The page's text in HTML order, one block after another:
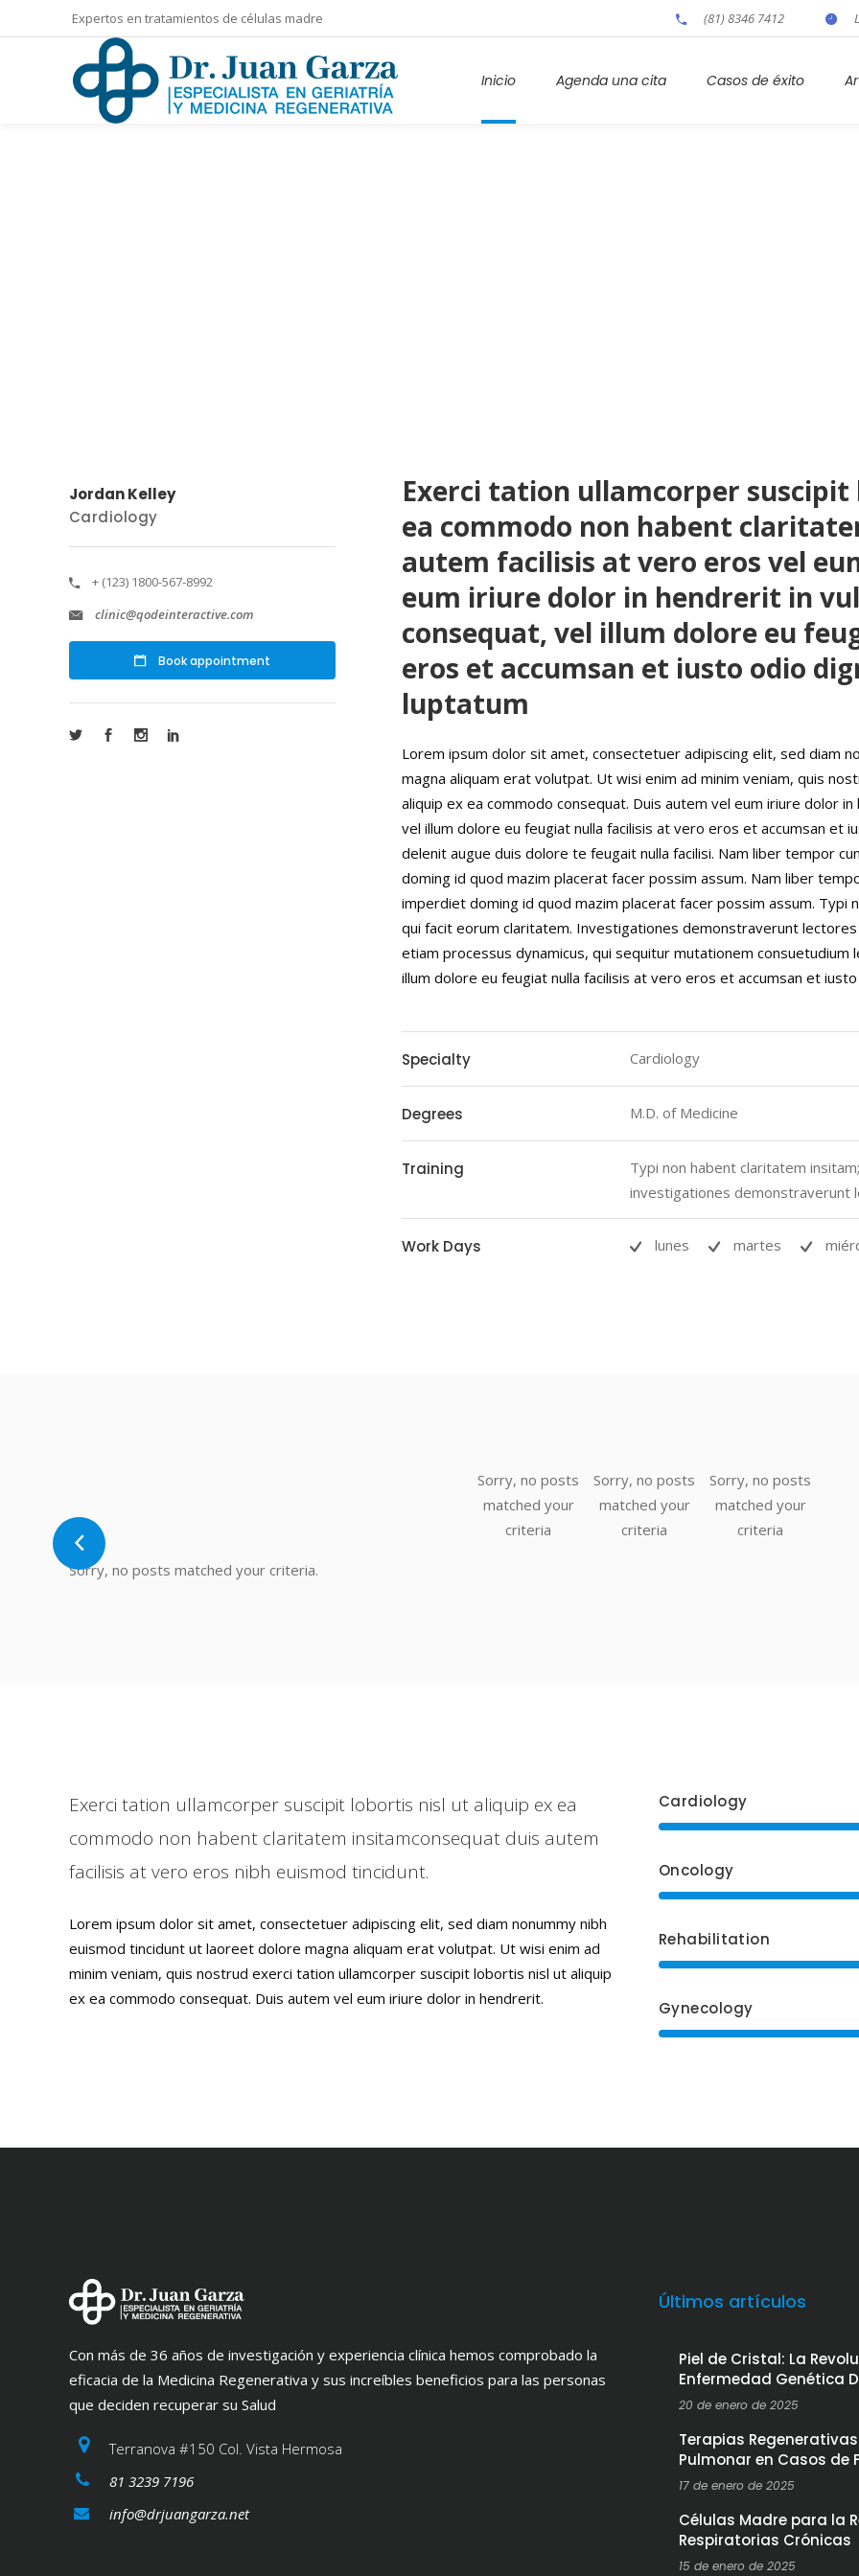
Expertos en tratamientos de células madre (81) 8346 7412
Inicio Agenda una cita Casos de éxito
Jordan Kelley
Cardiology
+ (123) 1800-567-8992
clinic@qodeinteractive.com
Book appointment
Exerci tation ullamcorper
ea commodo non habent
autem facilisis at vero eros vel
eum iriure dolor in hendrerit in
consequat, vel illum dolore eu
eros et accumsan et iusto odio
luptatum
Lorem ipsum dolor sit amet, consectetuer adipiscing elit, sed diam
magna aliquam erat volutpat. Ut wisi enim ad minim veniam, quis
aliquip ex ea commodo consequat. Duis autem vel eum iriure dolor
vel illum dolore eu feugiat nulla facilisis at vero eros et accumsan et
delenit augue duis dolore te feugait nulla facilisi. Nam liber tempor
doming id quod mazim placerat facer possim assum. Nam liber
imperdiet doming id quod mazim placerat facer possim assum. Typi
qui facit eorum claritatem. Investigationes demonstraverunt
etiam processus dynamicus, qui sequitur mutationem
illum dolore eu feugiat nulla facilisis at vero eros et accumsan et
Specialty Cardiology
Degrees M.D. of Medicine
Training
Typi non habent claritatem
investigationes demonstraverunt
Work Days lunes martes
Sorry, no posts
matched your
criteria
Sorry, no posts
matched your
criteria
Sorry, no posts
matched your
criteria
Sorry, no posts matched your criteria.
Exerci tation ullamcorper suscipit lobortis nisl ut aliquip ex ea
commodo non habent claritatem insitamconsequat duis autem
facilisis at vero eros nibh euismod tincidunt.
Lorem ipsum dolor sit amet, consectetuer adipiscing elit, sed diam nonummy nibh
euismod tincidunt ut laoreet dolore magna aliquam erat volutpat. Ut wisi enim ad
minim veniam, quis nostrud exerci tation ullamcorper suscipit lobortis nisl ut aliquip
ex ea commodo consequat. Duis autem vel eum iriure dolor in hendrerit.
Cardiology
Oncology
Rehabilitation
Gynecology
Con más de 36 años de investigación y experiencia clínica hemos comprobado la
eficacia de la Medicina Regenerativa y sus increíbles beneficios para las personas
que deciden recuperar su Salud
Terranova #150 Col. Vista Hermosa
81 3239 7196
info@drjuangarza.net
Últimos artículos
Piel de Cristal: La
Enfermedad Genética
20 de enero de 2025
Terapias
Pulmonar en Casos de
17 de enero de 2025
Células Madre para la
Respiratorias Crónicas
15 de enero de 2025